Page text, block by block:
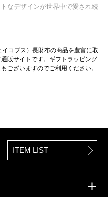
なデザインが世界中で愛され続
コブス） 長財布の商品を豊富に取
販サイトです。ギフトラッピング
ございますのでご利用ください。
ITEM LIST